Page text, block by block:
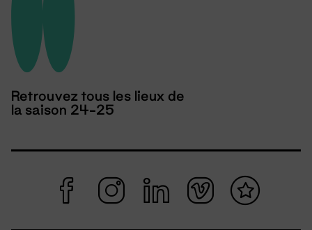
Retrouvez tous les lieux de
la saison 24-25